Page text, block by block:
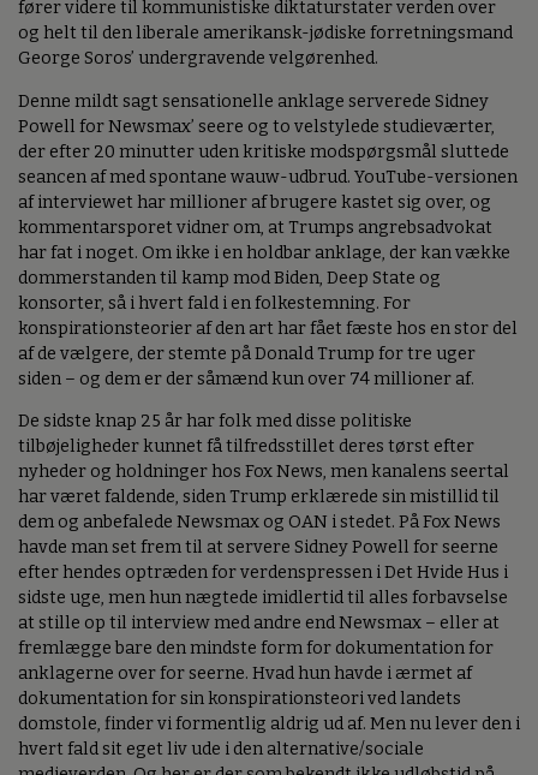
fører videre til kommunistiske diktaturstater verden over
og helt til den liberale amerikansk-jødiske forretningsmand
George Soros’ undergravende velgørenhed.
Denne mildt sagt sensationelle anklage serverede Sidney
Powell for Newsmax’ seere og to velstylede studieværter,
der efter 20 minutter uden kritiske modspørgsmål sluttede
seancen af med spontane wauw-udbrud. YouTube-versionen
af interviewet har millioner af brugere kastet sig over, og
kommentarsporet vidner om, at Trumps angrebsadvokat
har fat i noget. Om ikke i en holdbar anklage, der kan vække
dommerstanden til kamp mod Biden, Deep State og
konsorter, så i hvert fald i en folkestemning. For
konspirationsteorier af den art har fået fæste hos en stor del
af de vælgere, der stemte på Donald Trump for tre uger
siden – og dem er der såmænd kun over 74 millioner af.
De sidste knap 25 år har folk med disse politiske
tilbøjeligheder kunnet få tilfredsstillet deres tørst efter
nyheder og holdninger hos Fox News, men kanalens seertal
har været faldende, siden Trump erklærede sin mistillid til
dem og anbefalede Newsmax og OAN i stedet. På Fox News
havde man set frem til at servere Sidney Powell for seerne
efter hendes optræden for verdenspressen i Det Hvide Hus i
sidste uge, men hun nægtede imidlertid til alles forbavselse
at stille op til interview med andre end Newsmax – eller at
fremlægge bare den mindste form for dokumentation for
anklagerne over for seerne. Hvad hun havde i ærmet af
dokumentation for sin konspirationsteori ved landets
domstole, finder vi formentlig aldrig ud af. Men nu lever den i
hvert fald sit eget liv ude i den alternative/sociale